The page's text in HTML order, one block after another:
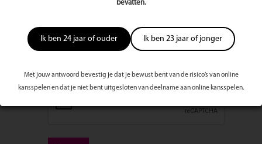
bevatten.
Ik ben 24 jaar of ouder Ik ben 23 jaar of jonger
Met jouw antwoord bevestig je dat je bewust bent van de risico’s van online
kansspelen en dat je niet bent uitgesloten van deelname aan online kansspelen.